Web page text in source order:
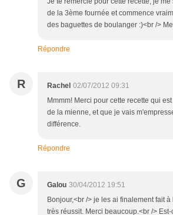
de la 3ème fournée et commence
des baguettes de boulanger :)<br />
Répondre
R Rachel 02/07/2012 09:31
Mmmm! Merci pour cette recette qui
de la mienne, et que je vais
différence.
Répondre
G Galou 30/04/2012 19:51
Bonjour,<br /> je les ai finalement fait
très réussit. Merci beaucoup.<br />